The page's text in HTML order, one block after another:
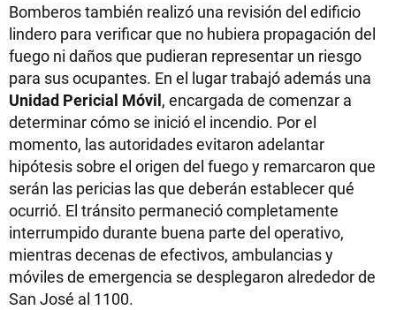
Bomberos también realizó una revisión del edificio
lindero para verificar que no hubiera propagación del
fuego ni daños que pudieran representar un riesgo
para sus ocupantes. En el lugar trabajó además una
Unidad Pericial Móvil, encargada de comenzar a
determinar cómo se inició el incendio. Por el
momento, las autoridades evitaron adelantar
hipótesis sobre el origen del fuego y remarcaron que
serán las pericias las que deberán establecer qué
ocurrió. El tránsito permaneció completamente
interrumpido durante buena parte del operativo,
mientras decenas de efectivos, ambulancias y
móviles de emergencia se desplegaron alrededor de
San José al 1100.